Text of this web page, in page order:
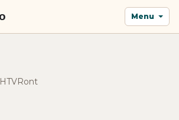
Menu
HTVRont